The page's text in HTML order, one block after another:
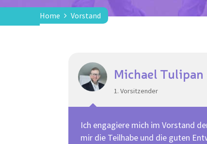
Home Vorstand
Michael Tulipan
1. Vorsitzender
Ich engagiere mich im Vorstand
mir die Teilhabe und die guten